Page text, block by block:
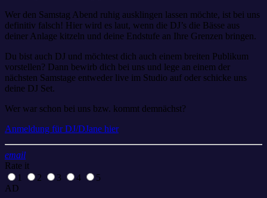
Wer den Samstag Abend ruhig ausklingen lassen möchte, ist bei uns
definitiv falsch! Hier wird es laut, wenn die DJ’s die Bässe aus
deiner Anlage kitzeln und deine Endstufe an Ihre Grenzen bringen.
Du bist auch DJ und möchtest dich auch einem breiten Publikum
vorstellen? Dann bewirb dich bei uns und lege an einem der
nächsten Samstage entweder live im Studio auf oder schicke uns
deine DJ Set.
Wer war schon bei uns bzw. kommt demnächst?
Anmeldung für DJ/DJane hier
email
Rate it
1
2 3 4
5
AD